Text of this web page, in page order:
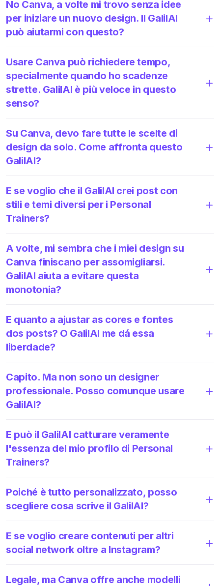
No Canva, a volte mi trovo senza idee
per iniziare un nuovo design. Il GalilAI
può aiutarmi con questo?
Usare Canva può richiedere tempo,
specialmente quando ho scadenze
strette. GalilAI è più veloce in questo
senso?
Su Canva, devo fare tutte le scelte di
design da solo. Come affronta questo
GalilAI?
E se voglio che il GalilAI crei post con
stili e temi diversi per i Personal
Trainers?
A volte, mi sembra che i miei design su
Canva finiscano per assomigliarsi.
GalilAI aiuta a evitare questa
monotonia?
E quanto a ajustar as cores e fontes
dos posts? O GalilAI me dá essa
liberdade?
Capito. Ma non sono un designer
professionale. Posso comunque usare
GalilAI?
E può il GalilAI catturare veramente
l'essenza del mio profilo di Personal
Trainers?
Poiché è tutto personalizzato, posso
scegliere cosa scrive il GalilAI?
E se voglio creare contenuti per altri
social network oltre a Instagram?
Legale, ma Canva offre anche modelli